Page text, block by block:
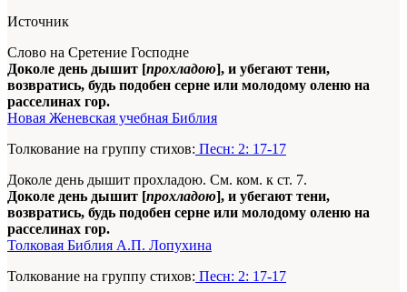
Источник
Слово на Сретение Господне
Доколе день дышит [прохладою], и убегают тени,
возвратись, будь подобен серне или молодому оленю на
расселинах гор.
Новая Женевская учебная Библия
Толкование на группу стихов: Песн: 2: 17-17
Доколе день дышит прохладою. См. ком. к ст. 7.
Доколе день дышит [прохладою], и убегают тени,
возвратись, будь подобен серне или молодому оленю на
расселинах гор.
Толковая Библия А.П. Лопухина
Толкование на группу стихов: Песн: 2: 17-17